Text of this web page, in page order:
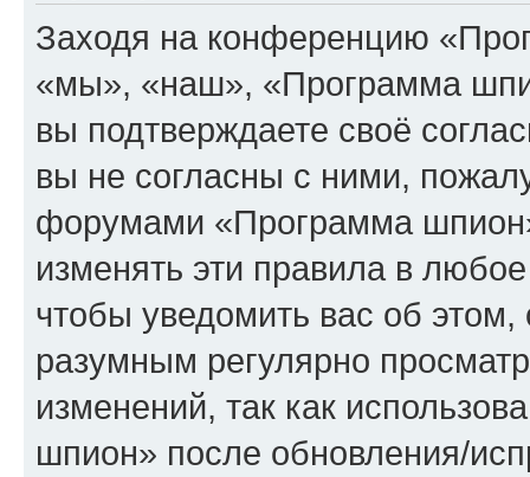
Заходя на конференцию
«мы», «наш», «Программа
вы подтверждаете своё
вы не согласны с ними,
форумами «Программа
изменять эти правила в
чтобы уведомить вас об
разумным регулярно
изменений, так как
шпион» после обновления/